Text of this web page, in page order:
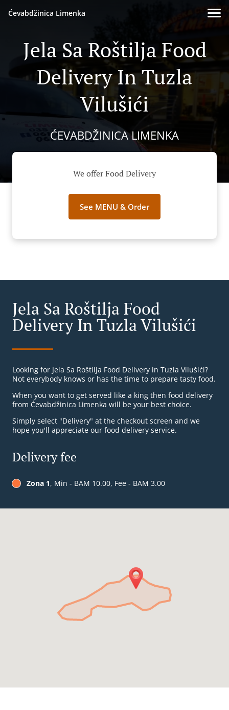
Ćevabdžinica Limenka
Jela Sa Roštilja Food
Delivery In Tuzla
Vilušići
ĆEVABDŽINICA LIMENKA
We offer Food Delivery
See MENU & Order
Jela Sa Roštilja Food
Delivery In Tuzla Vilušići
Looking for Jela Sa Roštilja Food Delivery in Tuzla Vilušići?
Not everybody knows or has the time to prepare tasty food.
When you want to get served like a king then food delivery
from Ćevabdžinica Limenka will be your best choice.
Simply select "Delivery" at the checkout screen and we
hope you'll appreciate our food delivery service.
Delivery fee
Zona 1, Min - BAM 10.00, Fee - BAM 3.00